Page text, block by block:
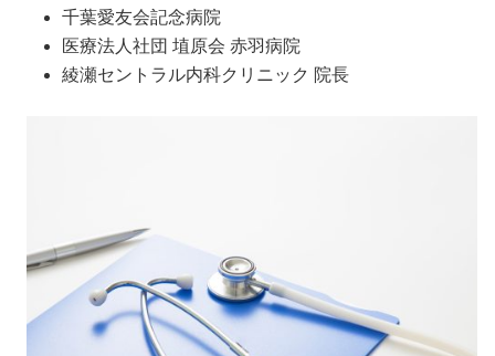
千葉愛友会記念病院
医療法人社団 埴原会 赤羽病院
綾瀬セントラル内科クリニック 院長